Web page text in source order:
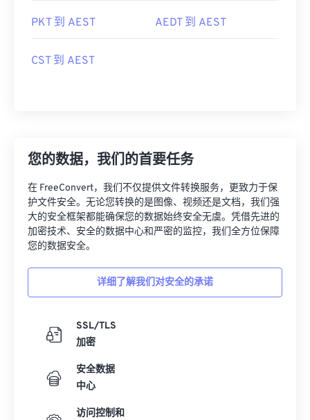
PKT 到 AEST AEDT 到 AEST
CST 到 AEST
您的数据，我们的首要任务
在 FreeConvert，我们不仅提供文件转换服务，更致力于保
护文件安全。无论您转换的是图像、视频还是文档，我们强
大的安全框架都能确保您的数据始终安全无虞。凭借先进的
加密技术、安全的数据中心和严密的监控，我们全方位保障
您的数据安全。
详细了解我们对安全的承诺
SSL/TLS
加密
安全数据
中心
访问控制和